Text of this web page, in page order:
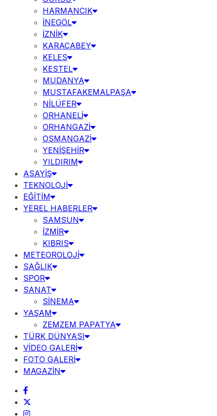
HARMANCIK
İNEGÖL
İZNİK
KARACABEY
KELES
KESTEL
MUDANYA
MUSTAFAKEMALPAŞA
NİLÜFER
ORHANELİ
ORHANGAZİ
OSMANGAZİ
YENİŞEHİR
YILDIRIM
ASAYİŞ
TEKNOLOJİ
EĞİTİM
YEREL HABERLER
SAMSUN
İZMİR
KIBRIS
METEOROLOJİ
SAĞLIK
SPOR
SANAT
SİNEMA
YAŞAM
ZEMZEM PAPATYA
TÜRK DÜNYASI
VİDEO GALERİ
FOTO GALERİ
MAGAZİN